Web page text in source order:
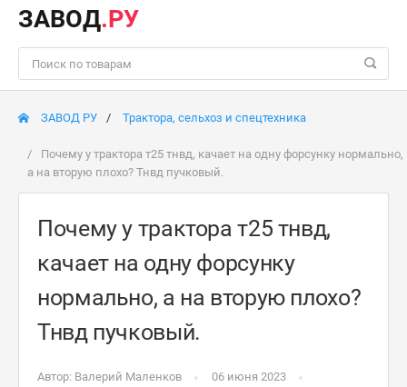
ЗАВОД.РУ
ЗАВОД РУ Трактора, сельхоз и спецтехника
Почему у трактора т25 тнвд, качает на одну форсунку нормально,
а на вторую плохо? Тнвд пучковый.
Почему у трактора т25 тнвд,
качает на одну форсунку
нормально, а на вторую плохо?
Тнвд пучковый.
Автор: Валерий Маленков
06 июня 2023